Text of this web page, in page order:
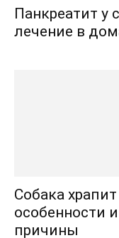
Панкреатит у
лечение в
Собака
особенности
причины